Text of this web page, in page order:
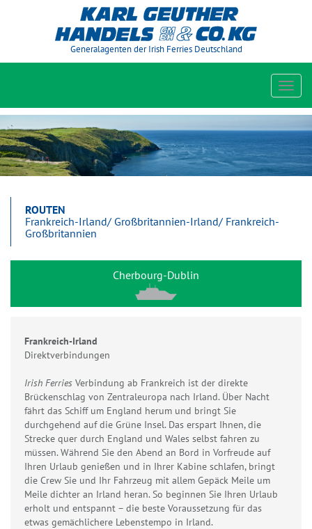
Generalagenten der Irish Ferries Deutschland
ROUTEN
Frankreich-Irland/ Großbritannien-Irland/ Frankreich-
Großbritannien
Cherbourg-Dublin
Frankreich-Irland
Direktverbindungen
Irish Ferries Verbindung ab Frankreich ist der direkte
Brückenschlag von Zentraleuropa nach Irland. Über Nacht
fährt das Schiff um England herum und bringt Sie
durchgehend auf die Grüne Insel. Das erspart Ihnen, die
Strecke quer durch England und Wales selbst fahren zu
müssen. Während Sie den Abend an Bord in Vorfreude auf
Ihren Urlaub genießen und in Ihrer Kabine schlafen, bringt
die Crew Sie und Ihr Fahrzeug mit allem Gepäck Meile um
Meile dichter an Irland heran. So beginnen Sie Ihren Urlaub
erholt und entspannt – die beste Voraussetzung für das
etwas gemächlichere Lebenstempo in Irland.